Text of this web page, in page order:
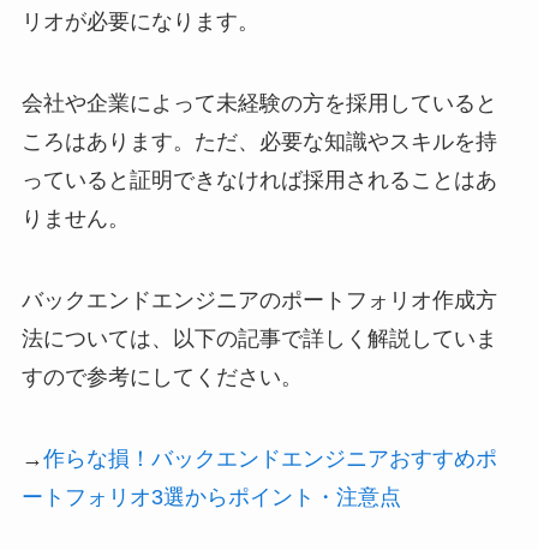
リオが必要になります。
会社や企業によって未経験の方を採用していると
ころはあります。ただ、必要な知識やスキルを持
っていると証明できなければ採用されることはあ
りません。
バックエンドエンジニアのポートフォリオ作成方
法については、以下の記事で詳しく解説していま
すので参考にしてください。
→作らな損！バックエンドエンジニアおすすめポ
ートフォリオ3選からポイント・注意点